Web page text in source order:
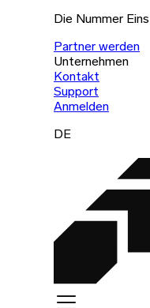
Die Nummer
Partner werden
Unternehmen
Kontakt
Support
Anmelden
DE